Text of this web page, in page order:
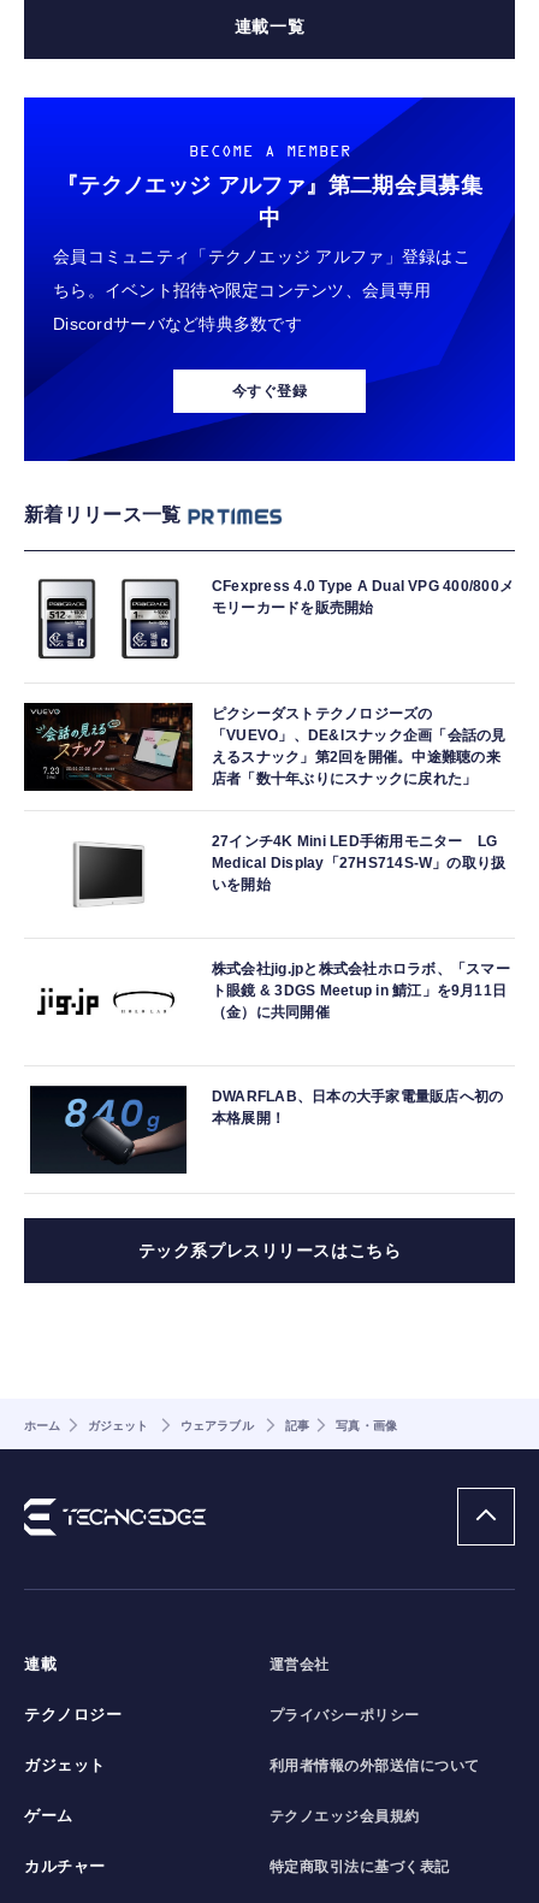
連載一覧
BECOME A MEMBER
『テクノエッジ アルファ』 第二期会員募集
中
会員コミュニティ「テクノエッジ アルファ」登録はこ
ちら。イベント招待や限定コンテンツ、会員専用
Discordサーバなど特典多数です
今すぐ登録
新着リリース一覧
CFexpress 4.0 Type A Dual VPG 400/800メ
モリーカードを販売開始
ピクシーダストテクノロジーズの
「VUEVO」、DE&Iスナック企画「会話の見
えるスナック」第2回を開催。中途難聴の来
店者「数十年ぶりにスナックに戻れた」
27インチ4K Mini LED手術用モニター LG
Medical Display「27HS714S-W」の取り扱
いを開始
株式会社jig.jpと株式会社ホロラボ、「スマー
ト眼鏡 & 3DGS Meetup in 鯖江」を9月11日
（金）に共同開催
DWARFLAB、日本の大手家電量販店へ初の
本格展開！
テック系プレスリリースはこちら
ホーム ガジェット ウェアラブル 記事 写真・画像
連載
テクノロジー
ガジェット
ゲーム
カルチャー
運営会社
プライバシーポリシー
利用者情報の外部送信について
テクノエッジ会員規約
特定商取引法に基づく表記